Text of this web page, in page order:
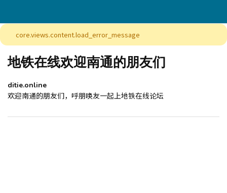
core.views.content.load_error_message
地铁在线欢迎南通的朋友们
ditie.online
欢迎南通的朋友们，呼朋唤友一起上地铁在线论坛